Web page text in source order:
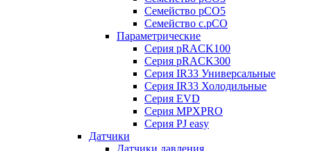
Семейство pCO5
Семейство c.pCO
Параметрические
Серия pRACK100
Серия pRACK300
Серия IR33 Универсальные
Серия IR33 Холодильные
Серия EVD
Серия MPXPRO
Серия PJ easy
Датчики
Датчики давления